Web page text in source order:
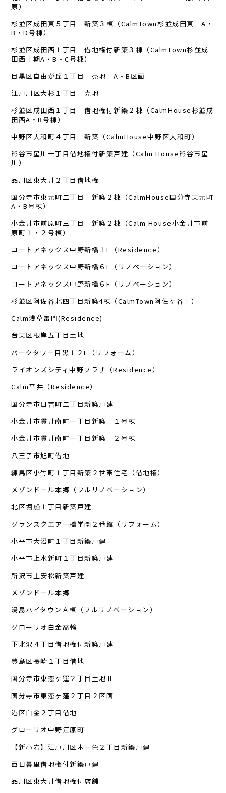
原）
杉並区成田東５丁目 新築３棟（CalmTown杉並成田東 A・
B・D号棟）
杉並区成田西１丁目 借地権付新築３棟（CalmTown杉並成
田西Ⅱ期A・B・C号棟）
目黒区自由が丘１丁目 売地 A・B区画
江戸川区大杉１丁目 売地
杉並区成田西１丁目 借地権付新築２棟（CalmHouse杉並成
田西A・B号棟）
中野区大和町４丁目 新築（CalmHouse中野区大和町）
熊谷市星川一丁目借地権付新築戸建（Calm House熊谷市星
川）
品川区東大井２丁目借地権
国分寺市東元町二丁目 新築２棟（CalmHouse国分寺東元町
A・B号棟）
小金井市前原町三丁目 新築２棟（Calm House小金井市前
原町１・２号棟）
コートアネックス中野新橋１F（Residence）
コートアネックス中野新橋６F（リノベーション）
コートアネックス中野新橋６F（リノベーション）
杉並区阿佐谷北四丁目新築4棟（CalmTown阿佐ヶ谷Ⅰ）
Calm浅草雷門(Residence)
台東区根岸五丁目土地
パークタワー目黒１２F（リフォーム）
ライオンズシティ中野プラザ（Residence）
Calm平井（Residence）
国分寺市日吉町二丁目新築戸建
小金井市貫井南町一丁目新築 １号棟
小金井市貫井南町一丁目新築 ２号棟
八王子市旭町借地
練馬区小竹町１丁目新築２世帯住宅（借地権）
メゾンドール本郷（フルリノベーション）
北区堀船１丁目新築戸建
グランスクエア一橋学園２番館（リフォーム）
小平市大沼町１丁目新築戸建
小平市上水新町１丁目新築戸建
所沢市上安松新築戸建
メゾンドール本郷
湯島ハイタウンＡ棟（フルリノベーション）
グローリオ白金高輪
下北沢４丁目借地権付新築戸建
豊島区長崎１丁目借地
国分寺市東恋ヶ窪２丁目土地Ⅱ
国分寺市東恋ヶ窪２丁目２区画
港区白金２丁目借地
グローリオ中野江原町
【新小岩】江戸川区本一色２丁目新築戸建
西日暮里借地権付新築戸建
品川区東大井借地権付店舗